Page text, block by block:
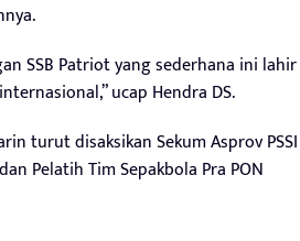
SSB Patriot yang sederhana ini lahir
ucap Hendra DS.
turut disaksikan Sekum Asprov PSSI
Pelatih Tim Sepakbola Pra PON